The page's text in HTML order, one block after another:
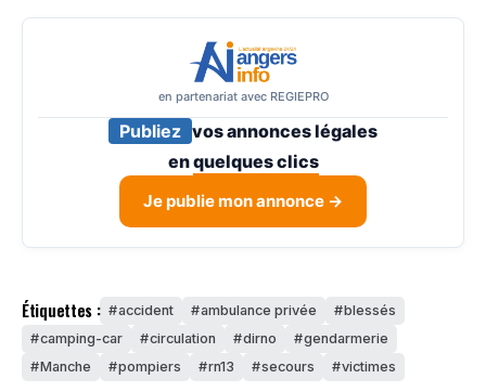
en partenariat avec REGIEPRO
Publiez vos annonces légales
enquelques clics
Je publie mon annonce →
Étiquettes : accident ambulance privée
blessés
camping-car
circulation dirno
gendarmerie
Manche
pompiers rn13 secours victimes